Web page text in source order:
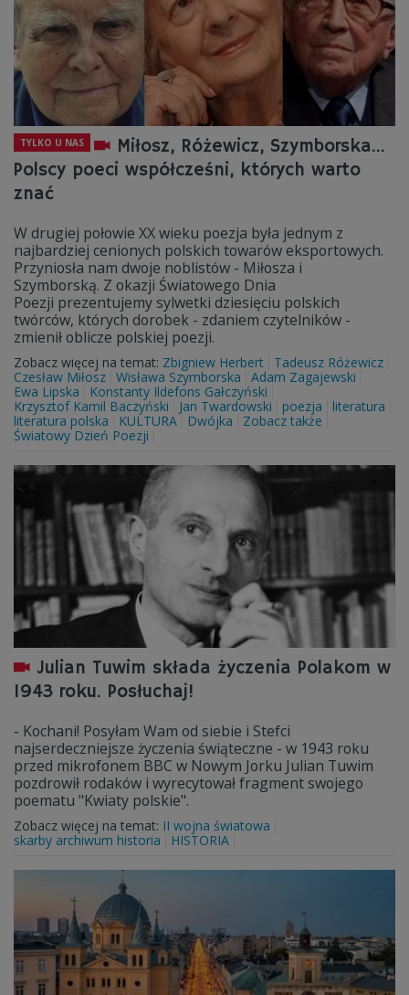
TYLKO U NAS
Miłosz, Różewicz, Szymborska...
Polscy poeci współcześni, których warto
znać
W drugiej połowie XX wieku poezja była jednym z
najbardziej cenionych polskich towarów eksportowych.
Przyniosła nam dwoje noblistów - Miłosza i
Szymborską. Z okazji Światowego Dnia
Poezji prezentujemy sylwetki dziesięciu polskich
twórców, których dorobek - zdaniem czytelników -
zmienił oblicze polskiej poezji.
Zobacz więcej na temat: Zbigniew Herbert
Tadeusz Różewicz
Czesław Miłosz Wisława Szymborska
Adam Zagajewski
Ewa Lipska
Konstanty Ildefons Gałczyński
Krzysztof Kamil Baczyński
Jan Twardowski poezja
literatura
literatura polska
KULTURA Dwójka
Zobacz także
Światowy Dzień Poezji
Julian Tuwim składa życzenia Polakom w
1943 roku. Posłuchaj!
- Kochani! Posyłam Wam od siebie i Stefci
najserdeczniejsze życzenia świąteczne - w 1943 roku
przed mikrofonem BBC w Nowym Jorku Julian Tuwim
pozdrowił rodaków i wyrecytował fragment swojego
poematu "Kwiaty polskie".
Zobacz więcej na temat: II wojna światowa
skarby archiwum historia
HISTORIA